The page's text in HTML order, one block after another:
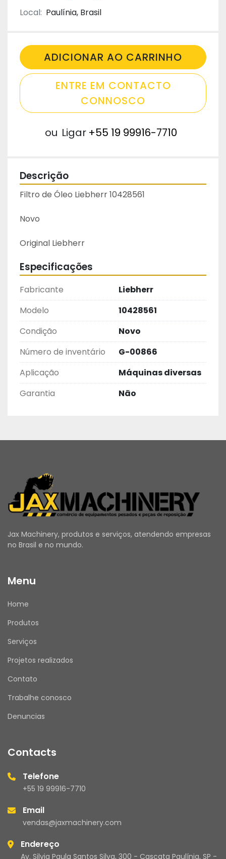
Local: Paulínia, Brasil
ADICIONAR AO CARRINHO
ENTRE EM CONTACTO
CONNOSCO
ou Ligar +55 19 99916-7710
Descrição
Filtro de Óleo Liebherr 10428561
Novo
Original Liebherr
Especificações
Fabricante
Liebherr
Modelo
10428561
Condição
Novo
Número de inventário
G-00866
Aplicação
Máquinas diversas
Garantia
Não
Jax Machinery, produtos e serviços, atendendo empresas
no Brasil e no mundo.
Menu
Home
Produtos
Serviços
Projetos realizados
Contato
Trabalhe conosco
Denuncias
Contacts
Telefone
+55 19 99916-7710
Email
vendas@jaxmachinery.com
Endereço
Av. Silvia Paula Santos Silva, 300 - Cascata Paulínia, SP -